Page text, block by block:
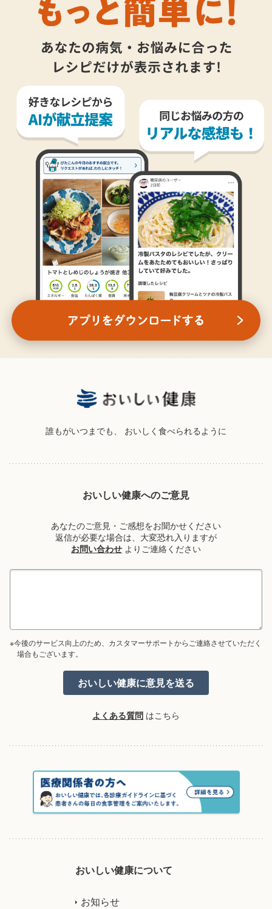
誰もがいつまでも、 おいしく食べられるように
おいしい健康へのご意見
あなたのご意見・ご感想をお聞かせください
返信が必要な場合は、大変恐れ入りますが
お問い合わせ よりご連絡ください
※今後のサービス向上のため、カスタマーサポートからご連絡させていただく
場合もございます。
よくある質問 はこちら
おいしい健康について
お知らせ